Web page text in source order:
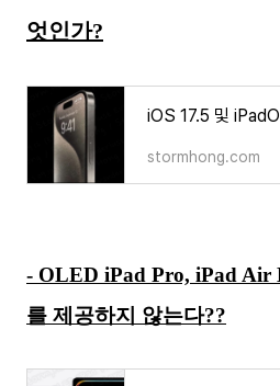
엇인가?
stormhong.com
- OLED iPad Pro, iPad Air
를 제공하지 않는다??